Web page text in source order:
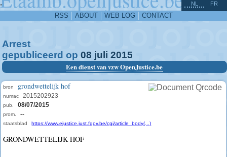
-
RSS ABOUT WEB LOG CONTACT
NL FR
Arrest
gepubliceerd op 08 juli 2015
Een dienst van vzw OpenJustice.be
bron grondwettelijk hof
numac 2015202923
pub. 08/07/2015
prom. --
staatsblad https://www.ejustice.just.fgov.be/cgi/article_body(...)
GRONDWETTELIJK HOF
^